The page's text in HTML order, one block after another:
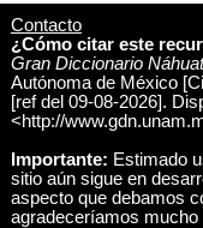
Contacto
¿Cómo citar este
Gran Diccionario
Autónoma de México
[ref del 09-08-2026].
<http://
Importante: Estimado
sitio aún sigue en
aspecto que debamos
agradeceríamos